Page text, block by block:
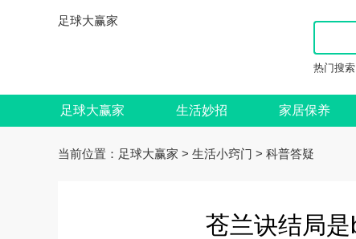
足球大赢家
热门搜索
足球大赢家 生活妙招 家居保养
当前位置： 足球大赢家 > 生活小窍门 > 科普答疑
苍兰诀结局